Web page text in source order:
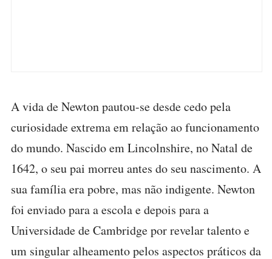
A vida de Newton pautou-se desde cedo pela
curiosidade extrema em relação ao funcionamento
do mundo. Nascido em Lincolnshire, no Natal de
1642, o seu pai morreu antes do seu nascimento. A
sua família era pobre, mas não indigente. Newton
foi enviado para a escola e depois para a
Universidade de Cambridge por revelar talento e
um singular alheamento pelos aspectos práticos da